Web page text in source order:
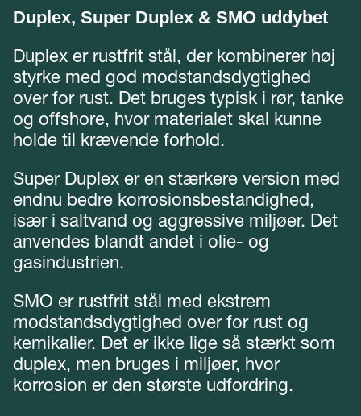
Duplex, Super Duplex & SMO uddybet
Duplex er rustfrit stål, der kombinerer høj
styrke med god modstandsdygtighed
over for rust. Det bruges typisk i rør, tanke
og offshore, hvor materialet skal kunne
holde til krævende forhold.
Super Duplex er en stærkere version med
endnu bedre korrosionsbestandighed,
især i saltvand og aggressive miljøer. Det
anvendes blandt andet i olie- og
gasindustrien.
SMO er rustfrit stål med ekstrem
modstandsdygtighed over for rust og
kemikalier. Det er ikke lige så stærkt som
duplex, men bruges i miljøer, hvor
korrosion er den største udfordring.